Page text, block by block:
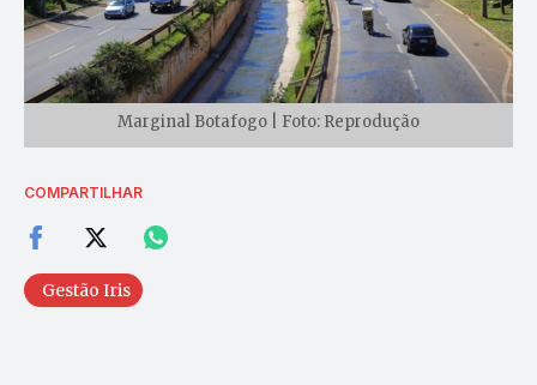
Marginal Botafogo | Foto: Reprodução
COMPARTILHAR
Gestão Iris